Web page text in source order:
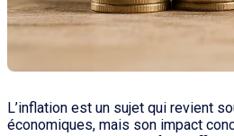
L’inflation est un sujet qui revient
économiques, mais son impact